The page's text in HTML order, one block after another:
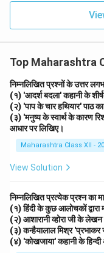
Top Maharashtra
निम्नलिखित प्रश्नों के उत्तर
(१) 'आदर्श बदला' कहानी के
(२) 'पाप के चार हथियार' पाठ
(३) 'मनुष्य के स्वार्थ के कारण
आधार पर लिखिए।
Maharashtra Class XII -
View Solution
निम्नलिखित प्रत्येक प्रश्न का
(१) हिंदी के कुछ आलोचकों द्वारा
(२) आशारानी व्होरा जी के लेखन
(३) कन्हैयालाल मिश्र 'प्रभाकर
(४) 'कोखजाया' कहानी के